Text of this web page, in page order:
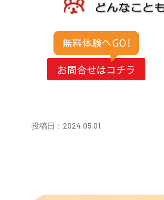
投稿日：2024.05.01